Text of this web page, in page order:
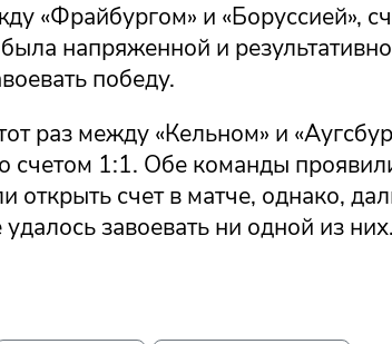
«Фрайбургом» и «Боруссией»,
напряженной и
победу.
раз между «Кельном» и
счетом 1:1. Обе команды
открыть счет в матче, однако,
завоевать ни одной из